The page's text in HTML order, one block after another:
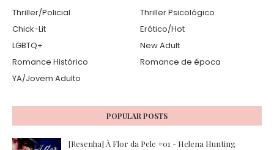
Thriller/Policial
Thriller Psicológico
Chick-Lit
Erótico/Hot
LGBTQ+
New Adult
Romance Histórico
Romance de época
YA/Jovem Adulto
POPULAR POSTS
[Resenha] À Flor da Pele #01 - Helena Hunting